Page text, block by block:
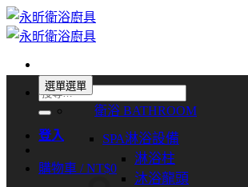
Skip
to
content
搜
尋
關
字:
登入
購物車 /NT$0
選單選單
衛浴 BATHROOM
SPA淋浴設備
淋浴柱
沐浴龍頭